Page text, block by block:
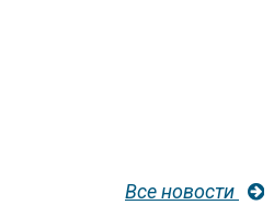
Все новости